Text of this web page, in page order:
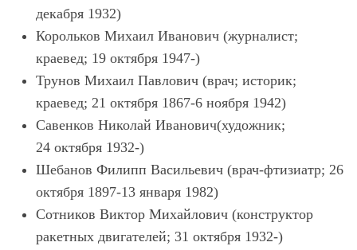
декабря 1932)
Корольков Михаил Иванович (журналист;
краевед; 19 октября 1947-)
Трунов Михаил Павлович (врач; историк;
краевед; 21 октября 1867-6 ноября 1942)
Савенков Николай Иванович(художник;
24 октября 1932-)
Шебанов Филипп Васильевич (врач-фтизиатр; 26
октября 1897-13 января 1982)
Сотников Виктор Михайлович (конструктор
ракетных двигателей; 31 октября 1932-)